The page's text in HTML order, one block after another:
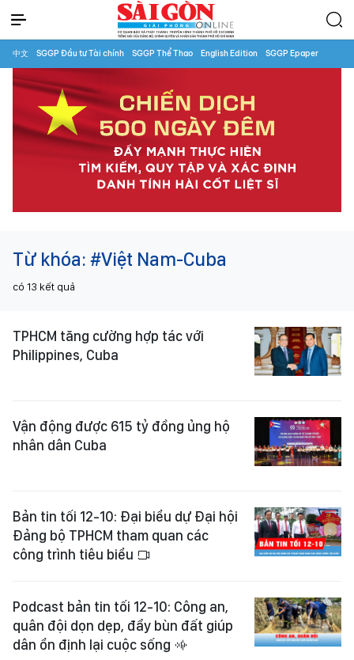
中文 SGGP Đầu tư Tài chính SGGP Thể Thao English Edition SGGP Epaper
Từ khóa: #Việt Nam-Cuba
có 13 kết quả
TPHCM tăng cường hợp tác với
Philippines, Cuba
Vận động được 615 tỷ đồng ủng hộ
nhân dân Cuba
Bản tin tối 12-10: Đại biểu dự Đại hội
Đảng bộ TPHCM tham quan các
công trình tiêu biểu
Podcast bản tin tối 12-10: Công an,
quân đội dọn dẹp, đẩy bùn đất giúp
dân ổn định lại cuộc sống